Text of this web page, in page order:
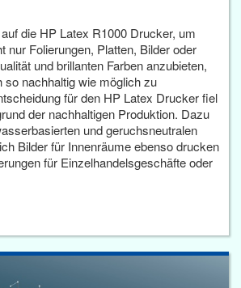
die HP Latex R1000 Drucker, um
nur Folierungen, Platten, Bilder oder
und brillanten Farben anzubieten,
so nachhaltig wie möglich zu
für den HP Latex Drucker fiel
der nachhaltigen Produktion. Dazu
und geruchsneutralen
Bilder für Innenräume ebenso drucken
für Einzelhandelsgeschäfte oder